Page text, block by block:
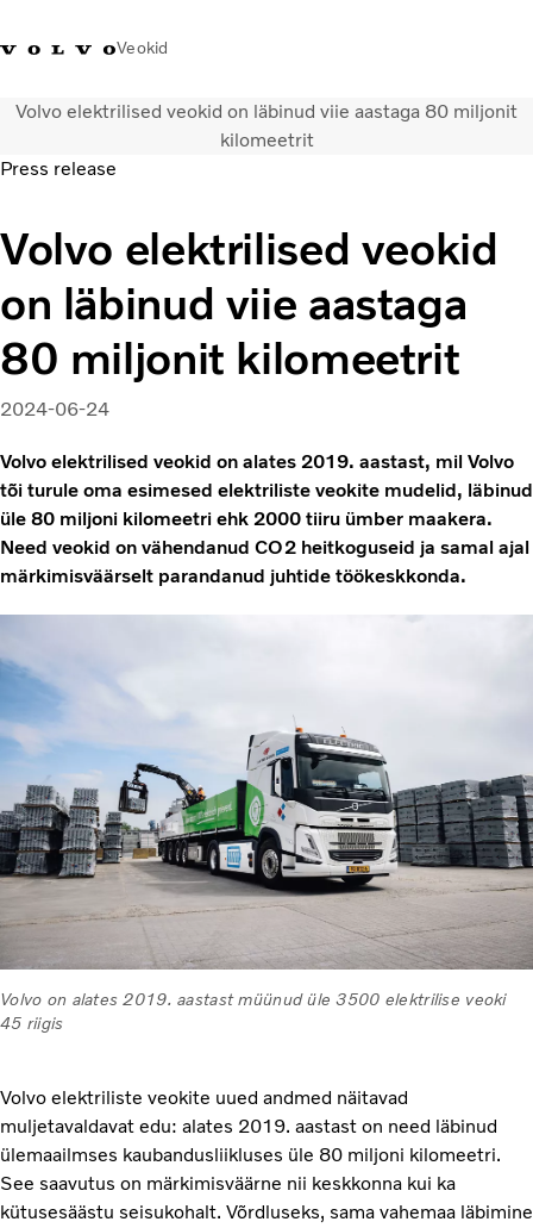
Veokid
+372 671
Volvo Action
Volvo Merchandise
pood
Sisselogimine Eesti
Veokid
Teenused
KONTAKTID & ESINDUSED
Uudised
Meist
Kampaaniad
Volvo elektrilised veokid on läbinud viie aastaga 80 miljonit
kilomeetrit
Press release
Volvo elektrilised veokid
on läbinud viie aastaga
80 miljonit kilomeetrit
2024-06-24
Volvo elektrilised veokid on alates 2019. aastast, mil Volvo
tõi turule oma esimesed elektriliste veokite mudelid, läbinud
üle 80 miljoni kilomeetri ehk 2000 tiiru ümber maakera.
Need veokid on vähendanud CO2 heitkoguseid ja samal ajal
märkimisväärselt parandanud juhtide töökeskkonda.
Volvo on alates 2019. aastast müünud üle 3500 elektrilise veoki
45 riigis
Volvo elektriliste veokite uued andmed näitavad
muljetavaldavat edu: alates 2019. aastast on need läbinud
ülemaailmses kaubandusliikluses üle 80 miljoni kilomeetri.
See saavutus on märkimisväärne nii keskkonna kui ka
kütusesäästu seisukohalt. Võrdluseks, sama vahemaa läbimine